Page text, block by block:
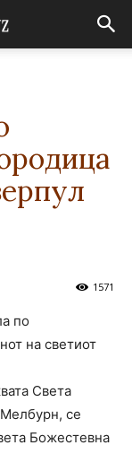
1571
по
на светиот
Света
се
Божестевна